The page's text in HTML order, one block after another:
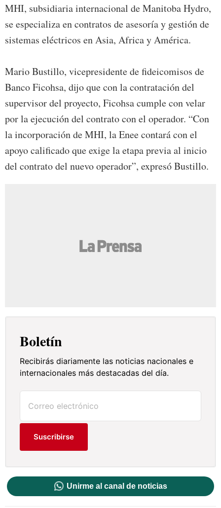
MHI, subsidiaria internacional de Manitoba Hydro,
se especializa en contratos de asesoría y gestión de
sistemas eléctricos en Asia, Africa y América.
Mario Bustillo, vicepresidente de fideicomisos de
Banco Ficohsa, dijo que con la contratación del
supervisor del proyecto, Ficohsa cumple con velar
por la ejecución del contrato con el operador. “Con
la incorporación de MHI, la Enee contará con el
apoyo calificado que exige la etapa previa al inicio
del contrato del nuevo operador”, expresó Bustillo.
Boletín
Recibirás diariamente las noticias nacionales e
internacionales más destacadas del día.
Suscribirse
Unirme al canal de noticias